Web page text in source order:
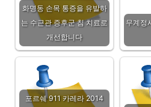
화명동 손목 통증을 유발하
는 수근관 증후군 침 치료로
개선합니다
무계정
포르쉐 911 카레라 2014